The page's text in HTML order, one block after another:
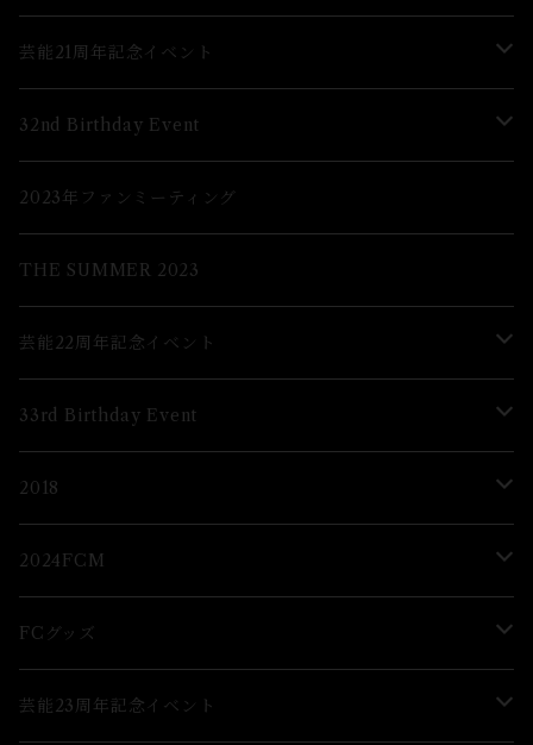
芸能21周年記念イベント
Lブロマイド
２Lブロマイド
グッズ
32nd Birthday Event
Lブロマイド
2Lブロマイド
グッズ
2023年ファンミーティング
THE SUMMER 2023
芸能22周年記念イベント
グッズ
ブロマイド
33rd Birthday Event
Lブロマイド
2Lブロマイド
グッズ
2018
ブロマイド
2024FCM
グッズ
FCグッズ
グッズ
芸能23周年記念イベント